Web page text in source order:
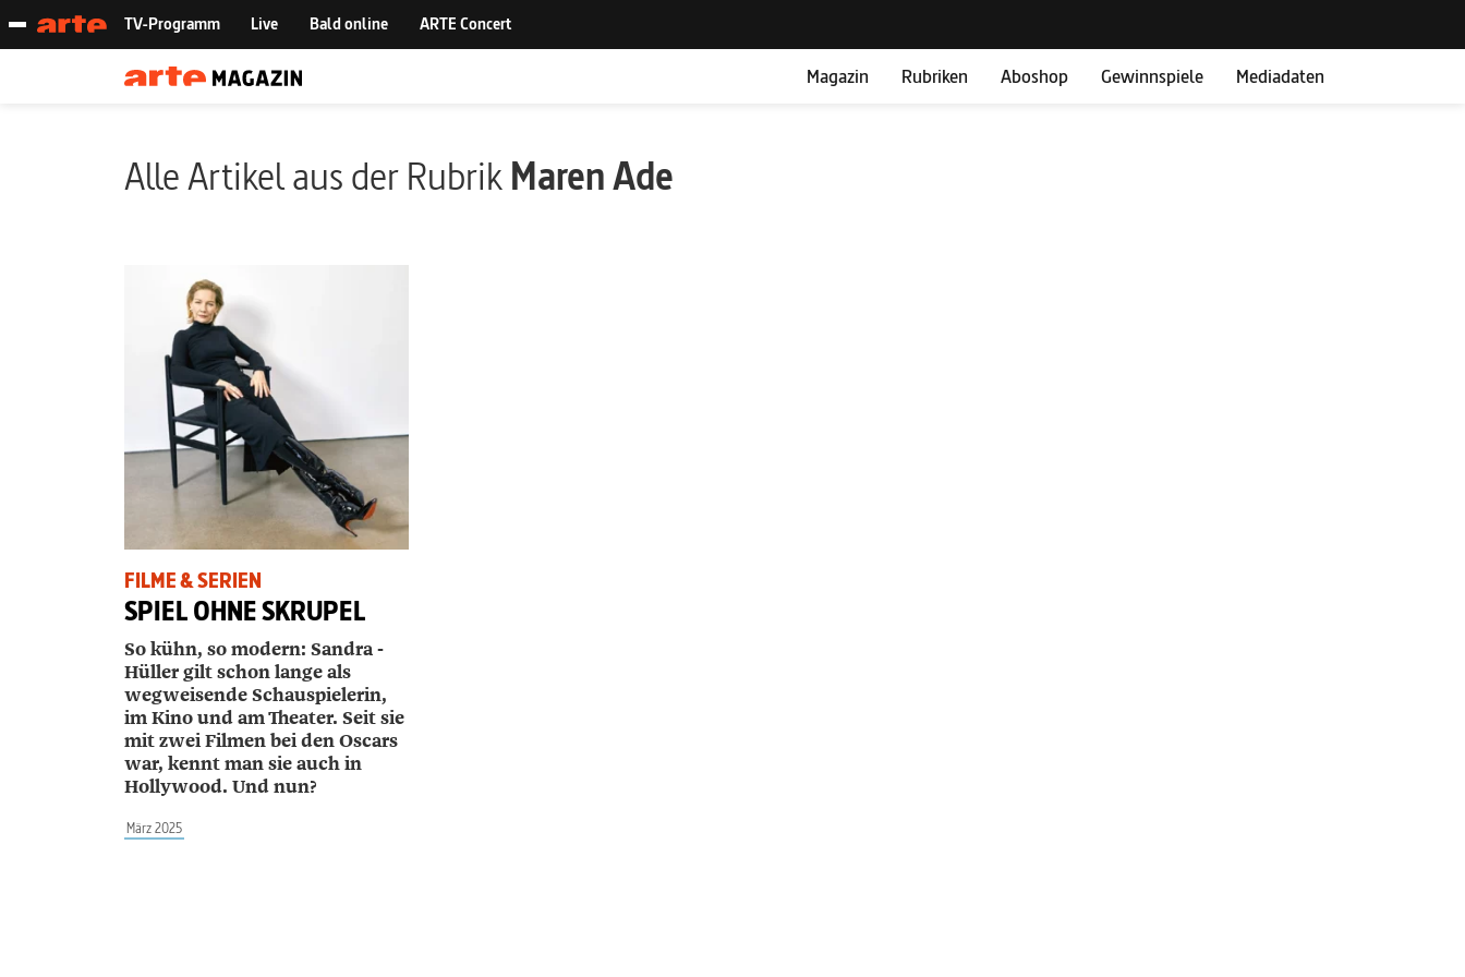
Magazin Rubriken Aboshop Gewinnspiele Mediadaten
Alle Artikel aus der RubrikMaren Ade
FILME & SERIEN
SPIEL OHNE SKRUPEL
So kühn, so modern: ­Sandra ­
Hüller gilt schon lange als
wegweisende Schauspielerin,
im Kino und am Theater. Seit sie
mit zwei Filmen bei den Oscars
war, kennt man sie auch in
Hollywood. Und nun?
März 2025